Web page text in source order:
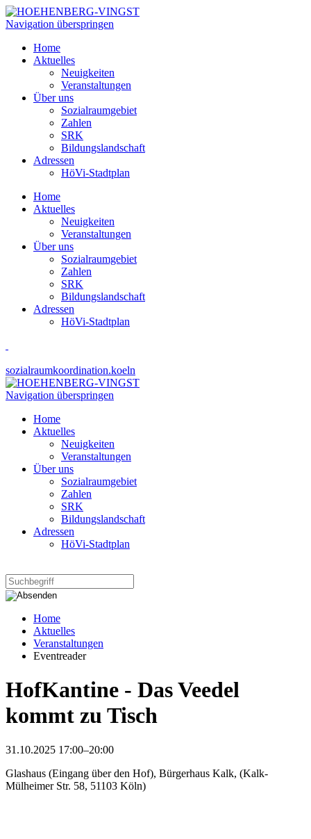
Navigation überspringen
Home
Aktuelles
Neuigkeiten
Veranstaltungen
Über uns
Sozialraumgebiet
Zahlen
SRK
Bildungslandschaft
Adressen
HöVi-Stadtplan
Home
Aktuelles
Neuigkeiten
Veranstaltungen
Über uns
Sozialraumgebiet
Zahlen
SRK
Bildungslandschaft
Adressen
HöVi-Stadtplan
sozialraumkoordination.koeln
Navigation überspringen
Home
Aktuelles
Neuigkeiten
Veranstaltungen
Über uns
Sozialraumgebiet
Zahlen
SRK
Bildungslandschaft
Adressen
HöVi-Stadtplan
Home
Aktuelles
Veranstaltungen
Eventreader
HofKantine - Das Veedel
kommt zu Tisch
31.10.2025 17:00–20:00
Glashaus (Eingang über den Hof), Bürgerhaus Kalk, (Kalk-
Mülheimer Str. 58, 51103 Köln)